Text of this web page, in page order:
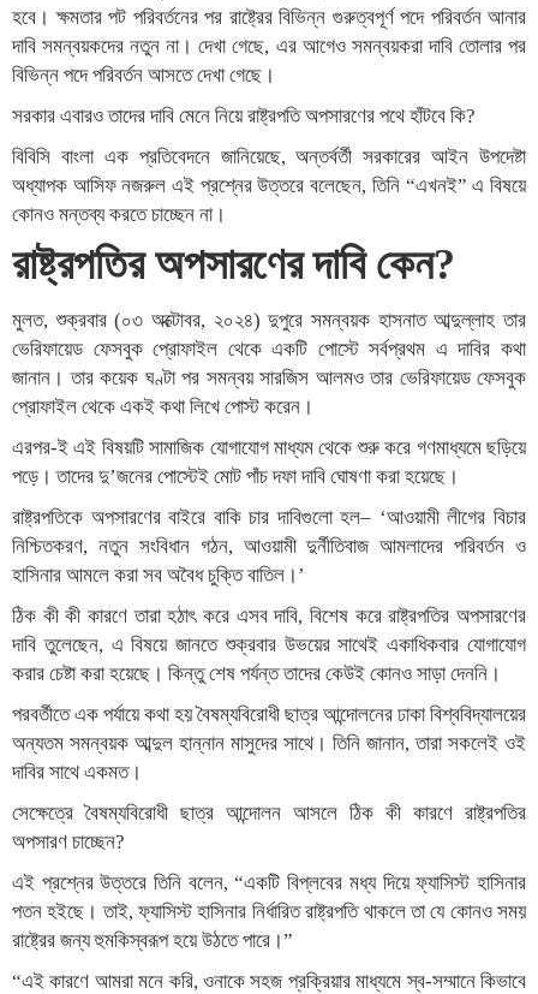
হবে। ক্ষমতার পট পরিবর্তনের পর রাষ্ট্রের বিভিন্ন গুরুত্বপূর্ণ পদে পরিবর্তন আনার
দাবি সমন্বয়কদের নতুন না। দেখা গেছে, এর আগেও সমন্বয়করা দাবি তোলার পর
বিভিন্ন পদে পরিবর্তন আসতে দেখা গেছে।
সরকার এবারও তাদের দাবি মেনে নিয়ে রাষ্ট্রপতি অপসারণের পথে হাঁটবে কি?
বিবিসি বাংলা এক প্রতিবেদনে জানিয়েছে, অন্তর্বর্তী সরকারের আইন উপদেষ্টা
অধ্যাপক আসিফ নজরুল এই প্রশ্নের উত্তরে বলেছেন, তিনি “এখনই” এ বিষয়ে
কোনও মন্তব্য করতে চাচ্ছেন না।
রাষ্ট্রপতির অপসারণের দাবি কেন?
মুলত, শুক্রবার (০৩ অক্টোবর, ২০২৪) দুপুরে সমন্বয়ক হাসনাত আব্দুল্লাহ তার
ভেরিফায়েড ফেসবুক প্রোফাইল থেকে একটি পোস্টে সর্বপ্রথম এ দাবির কথা
জানান। তার কয়েক ঘণ্টা পর সমন্বয় সারজিস আলমও তার ভেরিফায়েড ফেসবুক
প্রোফাইল থেকে একই কথা লিখে পোস্ট করেন।
এরপর-ই এই বিষয়টি সামাজিক যোগাযোগ মাধ্যম থেকে শুরু করে গণমাধ্যমে ছড়িয়ে
পড়ে। তাদের দু’জনের পোস্টেই মোট পাঁচ দফা দাবি ঘোষণা করা হয়েছে।
রাষ্ট্রপতিকে অপসারণের বাইরে বাকি চার দাবিগুলো হল– ‘আওয়ামী লীগের বিচার
নিশ্চিতকরণ, নতুন সংবিধান গঠন, আওয়ামী দুর্নীতিবাজ আমলাদের পরিবর্তন ও
হাসিনার আমলে করা সব অবৈধ চুক্তি বাতিল।’
ঠিক কী কী কারণে তারা হঠাৎ করে এসব দাবি, বিশেষ করে রাষ্ট্রপতির অপসারণের
দাবি তুলেছেন, এ বিষয়ে জানতে শুক্রবার উভয়ের সাথেই একাধিকবার যোগাযোগ
করার চেষ্টা করা হয়েছে। কিন্তু শেষ পর্যন্ত তাদের কেউই কোনও সাড়া দেননি।
পরবর্তীতে এক পর্যায়ে কথা হয় বৈষম্যবিরোধী ছাত্র আন্দোলনের ঢাকা বিশ্ববিদ্যালয়ের
অন্যতম সমন্বয়ক আব্দুল হান্নান মাসুদের সাথে। তিনি জানান, তারা সকলেই ওই
দাবির সাথে একমত।
সেক্ষেত্রে বৈষম্যবিরোধী ছাত্র আন্দোলন আসলে ঠিক কী কারণে রাষ্ট্রপতির
অপসারণ চাচ্ছেন?
এই প্রশ্নের উত্তরে তিনি বলেন, “একটি বিপ্লবের মধ্য দিয়ে ফ্যাসিস্ট হাসিনার
পতন হইছে। তাই, ফ্যাসিস্ট হাসিনার নির্ধারিত রাষ্ট্রপতি থাকলে তা যে কোনও সময়
রাষ্ট্রের জন্য হুমকিস্বরূপ হয়ে উঠতে পারে।”
“এই কারণে আমরা মনে করি, ওনাকে সহজ প্রক্রিয়ার মাধ্যমে স্ব-সম্মানে কিভাবে